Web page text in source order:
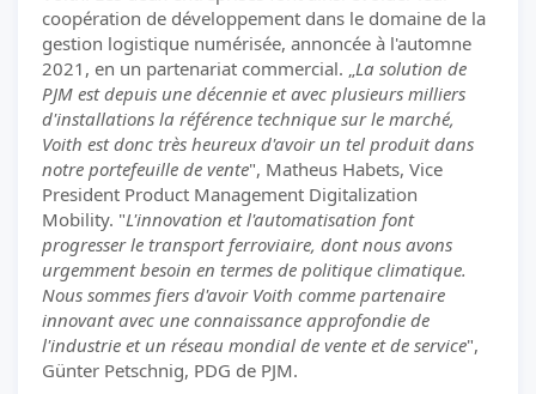
coopération de développement dans le domaine de la
gestion logistique numérisée, annoncée à l'automne
2021, en un partenariat commercial. „La solution de
PJM est depuis une décennie et avec plusieurs milliers
d'installations la référence technique sur le marché,
Voith est donc très heureux d'avoir un tel produit dans
notre portefeuille de vente", Matheus Habets, Vice
President Product Management Digitalization
Mobility. "L'innovation et l'automatisation font
progresser le transport ferroviaire, dont nous avons
urgemment besoin en termes de politique climatique.
Nous sommes fiers d'avoir Voith comme partenaire
innovant avec une connaissance approfondie de
l'industrie et un réseau mondial de vente et de service",
Günter Petschnig, PDG de PJM.